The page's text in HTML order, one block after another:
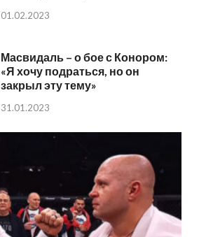
01.02.2023
Масвидаль – о бое с Конором:
«Я хочу подраться, но он
закрыл эту тему»
31.01.2023